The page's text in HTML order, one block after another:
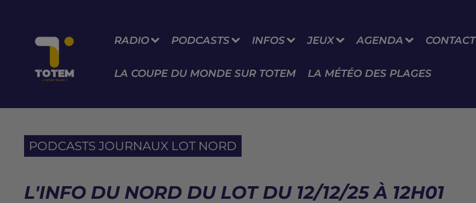
RADIO PODCASTS INFOS JEUX AGENDA CONTACT
LA COUPE DU MONDE SUR TOTEM LA MÉTÉO DES PLAGES
PODCASTS JOURNAUX LOT NORD
L'INFO DU NORD DU LOT DU 12/12/25 À 12H01